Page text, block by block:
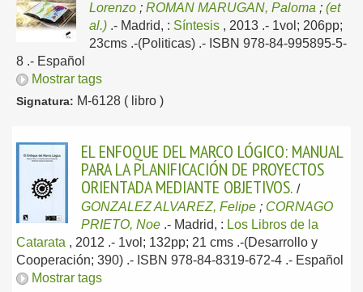
Lorenzo ; ROMAN MARUGAN, Paloma ; (et
al.) .- Madrid, : Síntesis , 2013 .- 1vol; 206pp;
23cms .-(Politicas) .- ISBN 978-84-995895-5-
8 .- Español
Mostrar tags
Signatura: M-6128 ( libro )
EL ENFOQUE DEL MARCO LÓGICO: MANUAL
PARA LA PLANIFICACIÓN DE PROYECTOS
ORIENTADA MEDIANTE OBJETIVOS. /
GONZALEZ ALVAREZ, Felipe ; CORNAGO
PRIETO, Noe .- Madrid, : Los Libros de la
Catarata , 2012 .- 1vol; 132pp; 21 cms .-(Desarrollo y
Cooperación; 390) .- ISBN 978-84-8319-672-4 .- Español
Mostrar tags